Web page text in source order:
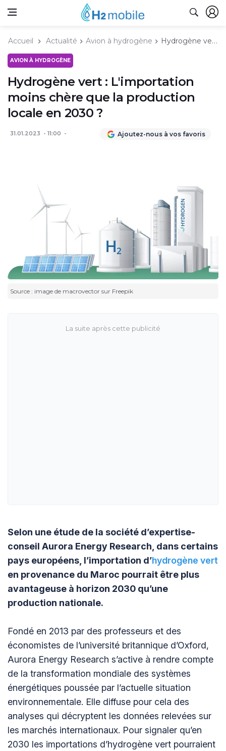
Accueil Actualité Avion à hydrogène Hydrogène vert : L'importation moins chère que la production locale en 2030 ?
AVION À HYDROGÈNE
Hydrogène vert : L'importation
moins chère que la production
locale en 2030 ?
31.01.2023 11:00 Ajoutez-nous à vos favoris
Source : image de macrovector sur Freepik
Selon une étude de la société d’expertise-
conseil Aurora Energy Research, dans certains
pays européens, l’importation d’hydrogène vert
en provenance du Maroc pourrait être plus
avantageuse à horizon 2030 qu’une
production nationale.
Fondé en 2013 par des professeurs et des
économistes de l’université britannique d’Oxford,
Aurora Energy Research s’active à rendre compte
de la transformation mondiale des systèmes
énergétiques poussée par l’actuelle situation
environnementale. Elle diffuse pour cela des
analyses qui décryptent les données relevées sur
les marchés internationaux. Pour signaler qu’en
2030 les importations d’hydrogène vert pourraient